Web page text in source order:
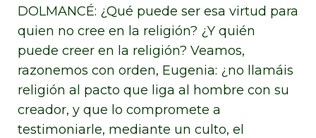
DOLMANCÉ: ¿Qué puede ser esa virtud para
quien no cree en la religión? ¿Y quién
puede creer en la religión? Veamos,
razonemos con orden, Eugenia: ¿no llamáis
religión al pacto que liga al hombre con su
creador, y que lo compromete a
testimoniarle, mediante un culto, el